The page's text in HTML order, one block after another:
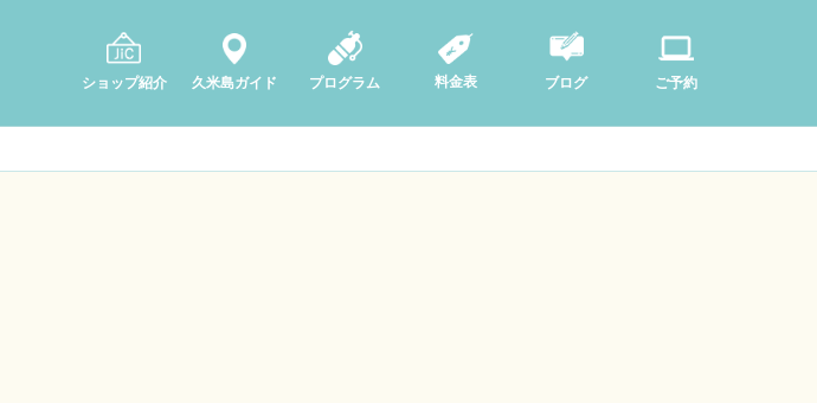
ショップ紹介 久米島ガイド プログラム 料金表 ブログ ご予約